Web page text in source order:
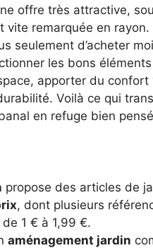
offre très attractive,
vite remarquée en rayon.
seulement d’acheter
les bons
apporter du confort
Voilà ce qui
en refuge bien
propose des articles de
, dont plusieurs
1 € à 1,99 €.
aménagement jardin